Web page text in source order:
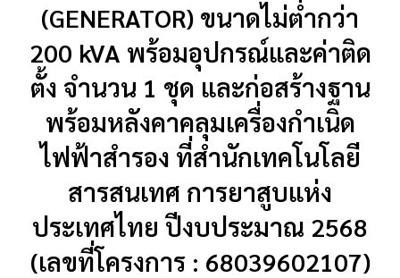
(GENERATOR) ขนาดไม่ต่ำกว่า
200 kVA พร้อมอุปกรณ์และค่าติด
ตั้ง จำนวน 1 ชุด และก่อสร้างฐาน
พร้อมหลังคาคลุมเครื่องกำเนิด
ไฟฟ้าสำรอง ที่สำนักเทคโนโลยี
สารสนเทศ การยาสูบแห่ง
ประเทศไทย ปีงบประมาณ 2568
(เลขที่โครงการ : 68039602107)